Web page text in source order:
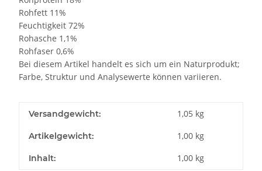
Rohfett 11%
Feuchtigkeit 72%
Rohasche 1,1%
Rohfaser 0,6%
Bei diesem Artikel handelt es sich um ein Naturprodukt;
Farbe, Struktur und Analysewerte können variieren.
Versandgewicht: 1,05 kg
Artikelgewicht: 1,00 kg
Inhalt: 1,00 kg